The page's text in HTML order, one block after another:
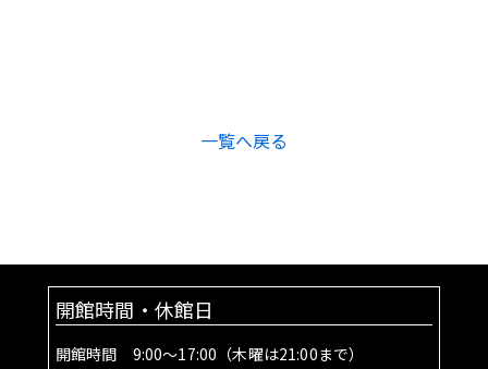
一覧へ戻る
開館時間・休館日
開館時間 9:00～17:00（木曜は21:00まで）